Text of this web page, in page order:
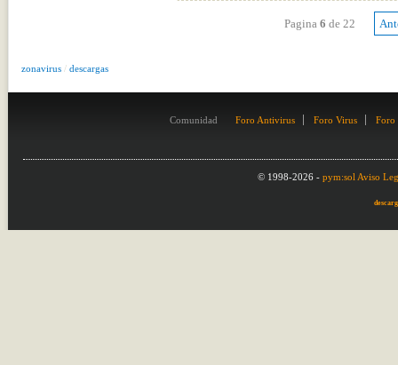
Pagina 6 de 22
zonavirus / descargas
Comunidad Foro Antivirus Foro Virus Foro
© 1998-2026 - pym:sol Aviso